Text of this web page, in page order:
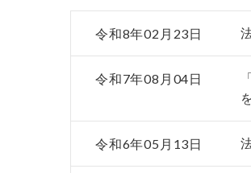
令和8年02月23日
令和7年08月04日
令和6年05月13日